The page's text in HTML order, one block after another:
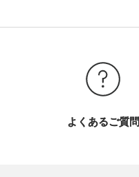
よくあるご質問